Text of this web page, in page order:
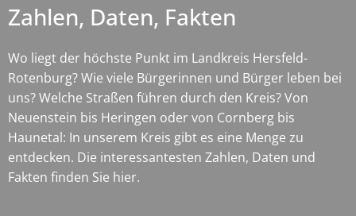
Zahlen, Daten, Fakten
Wo liegt der höchste Punkt im Landkreis Hersfeld-
Rotenburg? Wie viele Bürgerinnen und Bürger leben bei
uns? Welche Straßen führen durch den Kreis? Von
Neuenstein bis Heringen oder von Cornberg bis
Haunetal: In unserem Kreis gibt es eine Menge zu
entdecken. Die interessantesten Zahlen, Daten und
Fakten finden Sie hier.